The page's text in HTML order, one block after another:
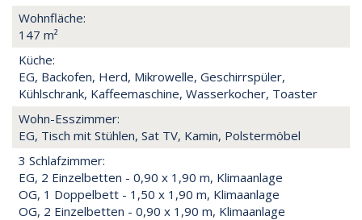
Wohnfläche:
147 m²
Küche:
EG, Backofen, Herd, Mikrowelle, Geschirrspüler,
Kühlschrank, Kaffeemaschine, Wasserkocher, Toaster
Wohn-Esszimmer:
EG, Tisch mit Stühlen, Sat TV, Kamin, Polstermöbel
3 Schlafzimmer:
EG, 2 Einzelbetten - 0,90 x 1,90 m, Klimaanlage
OG, 1 Doppelbett - 1,50 x 1,90 m, Klimaanlage
OG, 2 Einzelbetten - 0,90 x 1,90 m, Klimaanlage